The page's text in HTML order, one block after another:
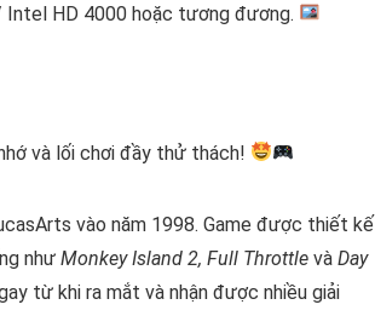
Intel HD 4000 hoặc tương đương.
và lối chơi đầy thử thách!
vào năm 1998. Game được thiết kế
như Monkey Island 2, Full Throttle và Day
từ khi ra mắt và nhận được nhiều giải